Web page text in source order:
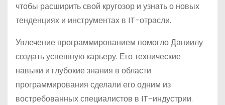
чтобы расширить свой кругозор и узнать о новых
тенденциях и инструментах в IT-отрасли.
Увлечение программированием помогло Даниилу
создать успешную карьеру. Его технические
навыки и глубокие знания в области
программирования сделали его одним из
востребованных специалистов в IT-индустрии.